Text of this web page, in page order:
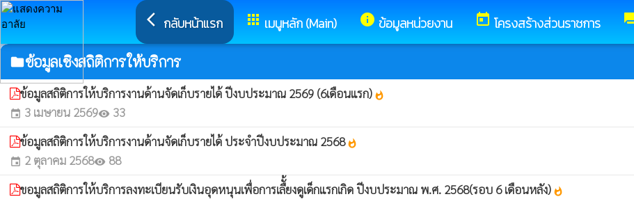
arrow_back_ios กลับหน้าแรก apps เมนูหลัก (Main) info ข้อมูลหน่วยงาน today โครงสร้างส่วนราชการ
folderข้อมูลเชิงสถิติการให้บริการ
ข้อมูลสถิติการให้บริการงานด้านจัดเก็บรายได้ ปีงบประมาณ 2569 (6เดือนแรก) whatshot
event 3 เมษายน 2569visibility 33
ข้อมูลสถิติการให้บริการงานด้านจัดเก็บรายได้ ประจำปีงบประมาณ 2568whatshot
event 2 ตุลาคม 2568visibility 88
ขอมูลสถิติการให้บริการลงทะเบียนรับเงินอุดหนุนเพื่อการเลืั้ยงดูเด็กแรกเกิด ปีงบประมาณ พ.ศ. 2568(รอบ 6 เดือนหลัง) whatshot